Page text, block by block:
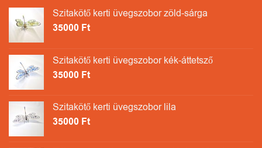
Szitakötő kerti üvegszobor zöld-sárga
35000 Ft
Szitakötő kerti üvegszobor kék-áttetsző
35000 Ft
Szitakötő kerti üvegszobor lila
35000 Ft